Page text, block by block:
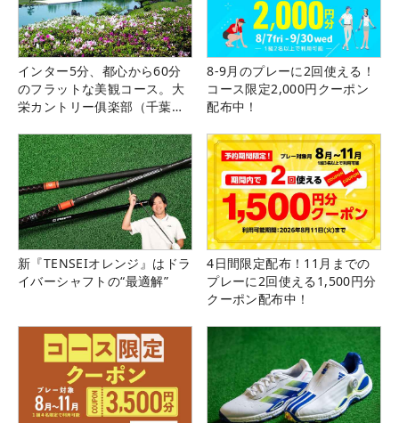
インター5分、都心から60分
のフラットな美観コース。大
栄カントリー俱楽部（千葉
8-9月のプレーに2回使える！
コース限定2,000円クーポン
配布中！
新『TENSEIオレンジ』はドラ
イバーシャフトの“最適解”
4日間限定配布！11月までの
プレーに2回使える1,500円分
クーポン配布中！